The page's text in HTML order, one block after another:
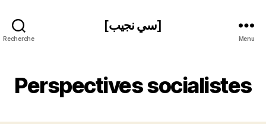
Recherche
[سي نجيب]
Menu
Perspectives socialistes